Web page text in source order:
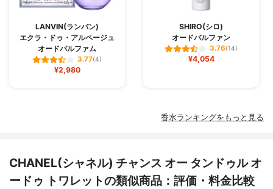
LANVIN(ランバン)
エクラ・ドゥ・アルページュ
オードパルファム
3.77(4)
¥2,980
SHIRO(シロ)
オードパルファン
3.76(14)
¥4,054
香水ランキングをもっと見る
CHANEL(シャネル) チャンス オー タンドゥル オ
ードゥ トワレットの類似商品：評価・料金比較